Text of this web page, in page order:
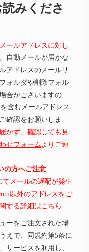
みくださ
ールアドレスに対し
自動メールが届かな
アドレスのメールサ
ォルダや削除フォル
合がございますの
含むメールアドレス
確認をお願いしま
かず、確認しても見
せフォーム よりご連
の方へご注意
てメールの遅配が発生
以外のアドレスをご
する詳細はこちら
ーをご注文された場
えで、同規約第5条に
サービスを利用し、